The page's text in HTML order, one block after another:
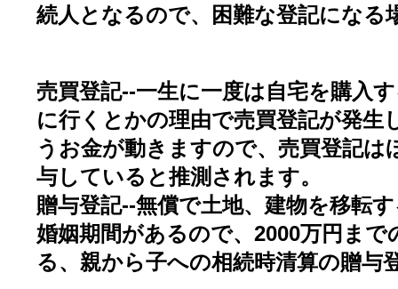
続人となるので、困難な登記になる
売買登記--一生に一度は自宅を購入
に行くとかの理由で売買登記が発生
うお金が動きますので、売買登記は
与していると推測されます。
贈与登記--無償で土地、建物を移転
婚姻期間があるので、2000万円まで
る、親から子への相続時清算の贈与